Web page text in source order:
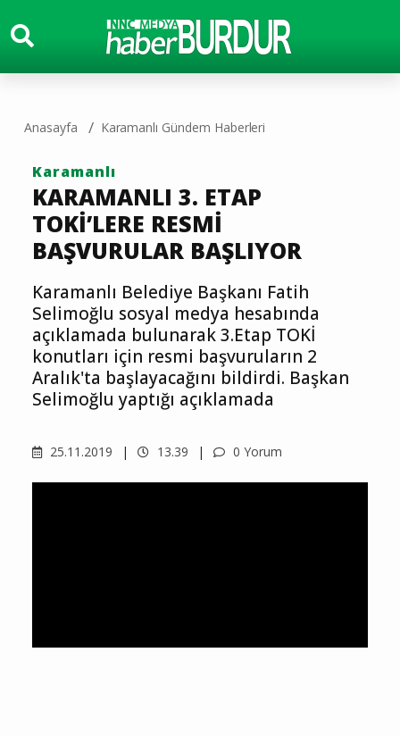
Anasayfa Karamanlı Gündem Haberleri
Karamanlı
KARAMANLI 3. ETAP
TOKİ’LERE RESMİ
BAŞVURULAR BAŞLIYOR
Karamanlı Belediye Başkanı Fatih
Selimoğlu sosyal medya hesabında
açıklamada bulunarak 3.Etap TOKİ
konutları için resmi başvuruların 2
Aralık'ta başlayacağını bildirdi. Başkan
Selimoğlu yaptığı açıklamada
25.11.2019 13.39 0 Yorum